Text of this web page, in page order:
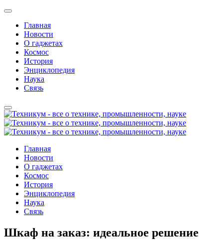
Главная
Новости
О гаджетах
Космос
История
Энциклопедия
Наука
Связь
Главная
Новости
О гаджетах
Космос
История
Энциклопедия
Наука
Связь
Шкаф на заказ: идеальное решение